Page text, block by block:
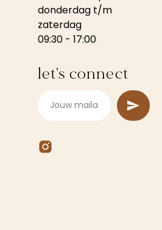
donderdag t/m
zaterdag
09:30 - 17:00
let's connect